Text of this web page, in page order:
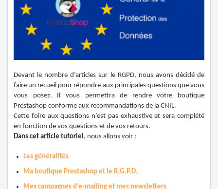
Devant le nombre d’articles sur le RGPD, nous avons décidé de
faire un recueil pour répondre aux principales questions que vous
vous posez. Il vous permettra de rendre votre boutique
Prestashop conforme aux recommandations de la CNIL.
Cette foire aux questions n’est pas exhaustive et sera complété
en fonction de vos questions et de vos retours.
Dans cet article tutoriel , nous allons voir :
Les généralités
Ma boutique Prestashop et le R.G.P.D.
Mes campagnes d’e-mailing et mes newsletters